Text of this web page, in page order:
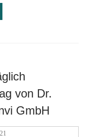
von Dr.
GmbH